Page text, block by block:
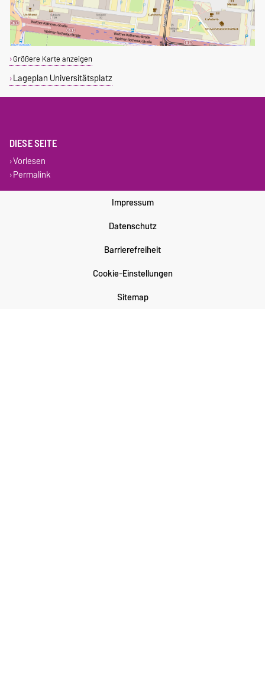
Größere Karte anzeigen
Lageplan Universitätsplatz
DIESE SEITE
Vorlesen
Permalink
Impressum
Datenschutz
Barrierefreiheit
Cookie-Einstellungen
Sitemap